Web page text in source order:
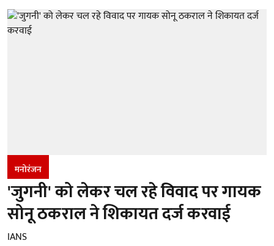
मनोरंजन
'जुगनी' को लेकर चल रहे विवाद पर गायक
सोनू ठकराल ने शिकायत दर्ज करवाई
IANS